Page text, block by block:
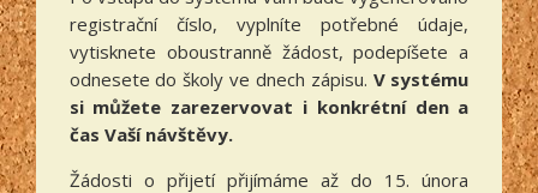
registrační číslo, vyplníte potřebné údaje,
vytisknete oboustranně žádost, podepíšete a
odnesete do školy ve dnech zápisu. V systému
si můžete zarezervovat i konkrétní den a
čas Vaší návštěvy.
Žádosti o přijetí přijímáme až do 15. února